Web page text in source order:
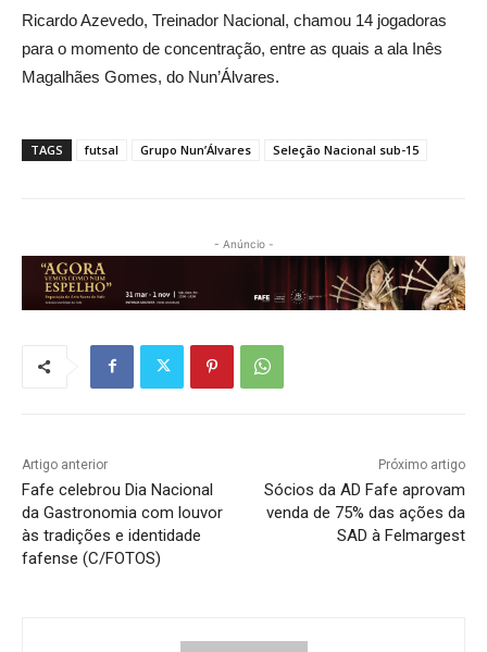
Ricardo Azevedo, Treinador Nacional, chamou 14 jogadoras
para o momento de concentração, entre as quais a ala Inês
Magalhães Gomes, do Nun’Álvares.
TAGS futsal Grupo Nun’Álvares Seleção Nacional sub-15
- Anúncio -
Artigo anterior
Fafe celebrou Dia Nacional
da Gastronomia com louvor
às tradições e identidade
fafense (C/FOTOS)
Próximo artigo
Sócios da AD Fafe aprovam
venda de 75% das ações da
SAD à Felmargest